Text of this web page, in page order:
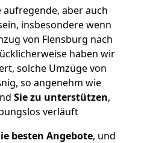
aufregende, aber auch
insbesondere wenn
von Flensburg nach
haben wir
solche Umzüge von
so angenehm wie
Sie zu unterstützen,
verläuft
besten Angebote, und